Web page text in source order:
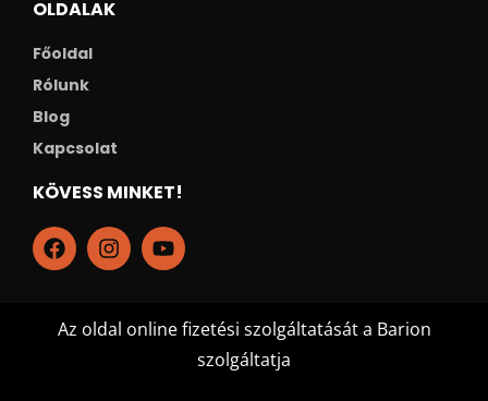
OLDALAK
Főoldal
Rólunk
Blog
Kapcsolat
KÖVESS MINKET!
Az oldal online fizetési szolgáltatását a Barion
szolgáltatja